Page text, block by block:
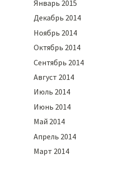
Январь 2015
Декабрь 2014
Ноябрь 2014
Октябрь 2014
Сентябрь 2014
Август 2014
Июль 2014
Июнь 2014
Май 2014
Апрель 2014
Март 2014